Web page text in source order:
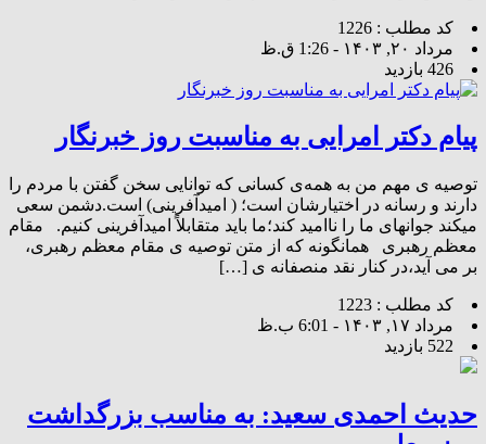
کد مطلب : 1226
مرداد ۲۰, ۱۴۰۳ - 1:26 ق.ظ
426 بازدید
پیام دکتر امرایی به مناسبت روز خبرنگار
توصیه ی مهم من به همه‌ی کسانی که توانایی سخن گفتن با مردم را
دارند و رسانه در اختیارشان است؛ ( امیدآفرینی) است.دشمن سعی
میکند جوانهای ما را ناامید کند؛ما باید متقابلاً ‌امیدآفرینی کنیم. مقام
معظم رهبری همانگونه که از متن توصیه ی مقام معظم رهبری،
بر می آید،در کنار نقد منصفانه ی […]
کد مطلب : 1223
مرداد ۱۷, ۱۴۰۳ - 6:01 ب.ظ
522 بازدید
حدیث احمدی سعید: به مناسب بزرگداشت